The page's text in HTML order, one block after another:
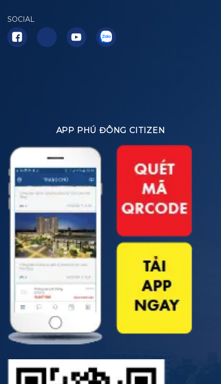
SOCIAL
APP PHÚ ĐÔNG CITIZEN